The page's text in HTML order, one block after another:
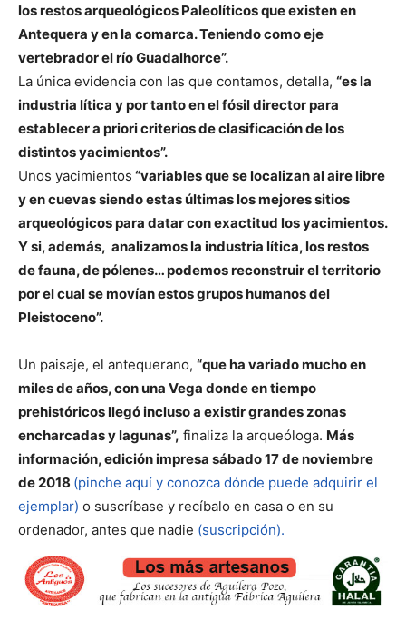
los restos arqueológicos Paleolíticos que existen en
Antequera y en la comarca. Teniendo como eje
vertebrador el río Guadalhorce”.
La única evidencia con las que contamos, detalla, “es la
industria lítica y por tanto en el fósil director para
establecer a priori criterios de clasificación de los
distintos yacimientos”.
Unos yacimientos “variables que se localizan al aire libre
y en cuevas siendo estas últimas los mejores sitios
arqueológicos para datar con exactitud los yacimientos.
Y si, además, analizamos la industria lítica, los restos
de fauna, de pólenes… podemos reconstruir el territorio
por el cual se movían estos grupos humanos del
Pleistoceno”.
Un paisaje, el antequerano, “que ha variado mucho en
miles de años, con una Vega donde en tiempo
prehistóricos llegó incluso a existir grandes zonas
encharcadas y lagunas”, finaliza la arqueóloga. Más
información, edición impresa sábado 17 de noviembre
de 2018 (pinche aquí y conozca dónde puede adquirir el
ejemplar) o suscríbase y recíbalo en casa o en su
ordenador, antes que nadie (suscripción).